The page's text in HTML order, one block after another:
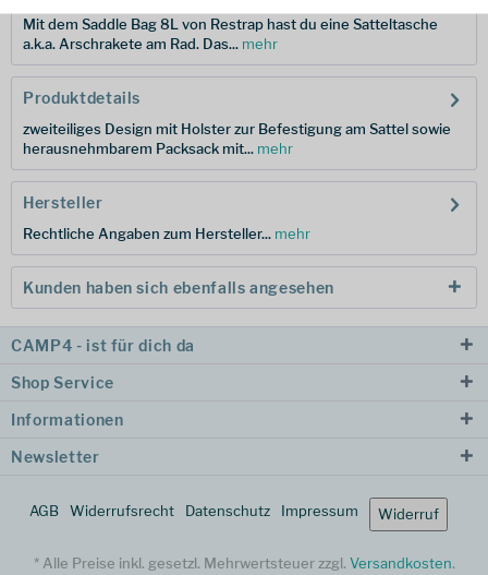
Mit dem Saddle Bag 8L von Restrap hast du eine Satteltasche
a.k.a. Arschrakete am Rad. Das... mehr
Produktdetails
zweiteiliges Design mit Holster zur Befestigung am Sattel sowie
herausnehmbarem Packsack mit... mehr
Hersteller
Rechtliche Angaben zum Hersteller... mehr
Kunden haben sich ebenfalls angesehen
CAMP4 - ist für dich da
Shop Service
Informationen
Newsletter
AGB Widerrufsrecht Datenschutz Impressum Widerruf
* Alle Preise inkl. gesetzl. Mehrwertsteuer zzgl. Versandkosten.